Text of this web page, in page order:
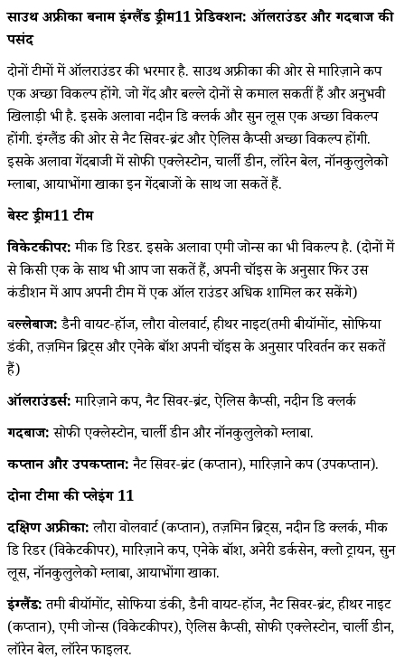
साउथ अफ्रीका बनाम इंग्लैंड ड्रीम11 प्रेडिक्शन: ऑलराउंडर और गेंदबाज की
पसंद
दोनों टीमों में ऑलराउंडर की भरमार है. साउथ अफ्रीका की ओर से मारिज़ाने कप
एक अच्छा विकल्प होंगे. जो गेंद और बल्ले दोनों से कमाल सकतीं हैं और अनुभवी
खिलाड़ी भी है. इसके अलावा नदीन डि क्लर्क और सुन लूस एक अच्छा विकल्प
होंगी. इंग्लैंड की ओर से नैट सिवर-ब्रंट और ऐलिस कैप्सी अच्छा विकल्प होंगी.
इसके अलावा गेंदबाजी में सोफी एक्लेस्टोन, चार्ली डीन, लॉरेन बेल, नॉनकुलुलेको
म्लाबा, आयाभोंगा खाका इन गेंदबाजों के साथ जा सकतें हैं.
बेस्ट ड्रीम11 टीम
विकेटकीपर:मीक डि रिडर. इसके अलावा एमी जोन्स का भी विकल्प है. (दोनों में
से किसी एक के साथ भी आप जा सकतें हैं, अपनी चॉइस के अनुसार फिर उस
कंडीशन में आप अपनी टीम में एक ऑल राउंडर अधिक शामिल कर सकेंगे)
बल्लेबाज:डैनी वायट-हॉज, लौरा वोलवार्ट, हीथर नाइट(तमी बीयॉमोंट, सोफिया
डंकी, तज़मिन ब्रिट्स और एनेके बॉश अपनी चॉइस के अनुसार परिवर्तन कर सकतें
हैं)
ऑलराउंडर्स:मारिज़ाने कप, नैट सिवर-ब्रंट, ऐलिस कैप्सी, नदीन डि क्लर्क
गेंदबाज:सोफी एक्लेस्टोन, चार्ली डीन और नॉनकुलुलेको म्लाबा.
कप्तान और उपकप्तान:नैट सिवर-ब्रंट (कप्तान), मारिज़ाने कप (उपकप्तान).
दोनों टीमों की प्लेइंग 11
दक्षिण अफ्रीका:लौरा वोलवार्ट (कप्तान), तज़मिन ब्रिट्स, नदीन डि क्लर्क, मीक
डि रिडर (विकेटकीपर), मारिज़ाने कप, एनेके बॉश, अनेरी डर्कसेन, क्लो ट्रायन, सुन
लूस, नॉनकुलुलेको म्लाबा, आयाभोंगा खाका.
इंग्लैंड:तमी बीयॉमोंट, सोफिया डंकी, डैनी वायट-हॉज, नैट सिवर-ब्रंट, हीथर नाइट
(कप्तान), एमी जोन्स (विकेटकीपर), ऐलिस कैप्सी, सोफी एक्लेस्टोन, चार्ली डीन,
लॉरेन बेल, लॉरेन फाइलर.